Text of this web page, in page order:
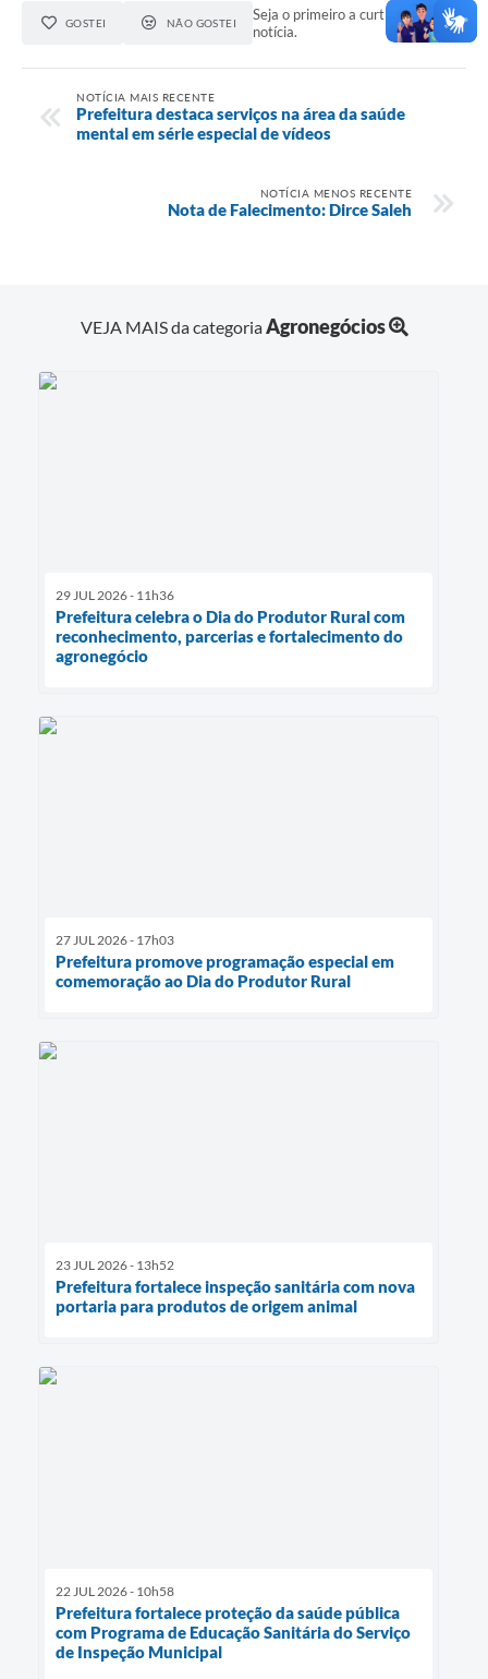
GOSTEI NÃO GOSTEI
Seja o primeiro a curtir esta
notícia.
NOTÍCIA MAIS RECENTE
Prefeitura destaca serviços na área da saúde
mental em série especial de vídeos
NOTÍCIA MENOS RECENTE
Nota de Falecimento: Dirce Saleh
VEJA MAIS da categoriaAgronegócios
29 JUL 2026 - 11h36
Prefeitura celebra o Dia do Produtor Rural com
reconhecimento, parcerias e fortalecimento do
agronegócio
27 JUL 2026 - 17h03
Prefeitura promove programação especial em
comemoração ao Dia do Produtor Rural
23 JUL 2026 - 13h52
Prefeitura fortalece inspeção sanitária com nova
portaria para produtos de origem animal
22 JUL 2026 - 10h58
Prefeitura fortalece proteção da saúde pública
com Programa de Educação Sanitária do Serviço
de Inspeção Municipal